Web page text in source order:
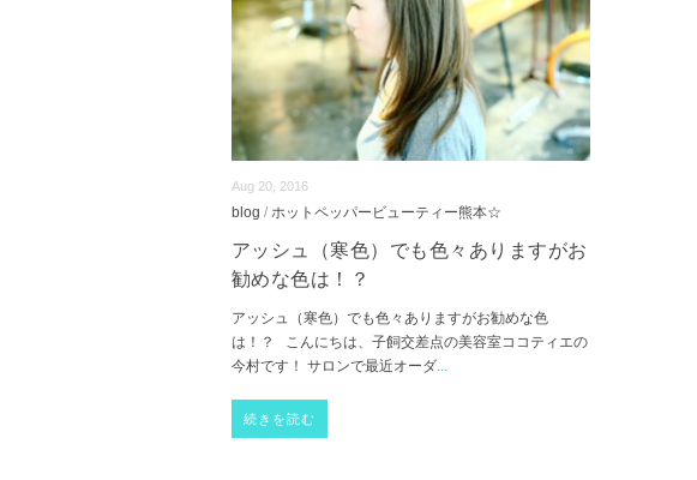
Aug 20, 2016
blog / ホットペッパービューティー熊本☆
アッシュ（寒色）でも色々ありますがお
勧めな色は！？
アッシュ（寒色）でも色々ありますがお勧めな色
は！？ こんにちは、子飼交差点の美容室ココティエの
今村です！ サロンで最近オーダ...
続きを読む